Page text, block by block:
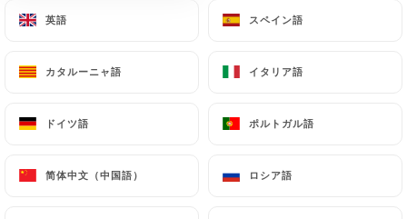
英語 スペイン語
カタルーニャ語 イタリア語
ドイツ語 ポルトガル語
简体中文（中国語） ロシア語
英語 スペイン語
カタルーニャ語 イタリア語
ドイツ語 ポルトガル語
简体中文（中国語） ロシア語